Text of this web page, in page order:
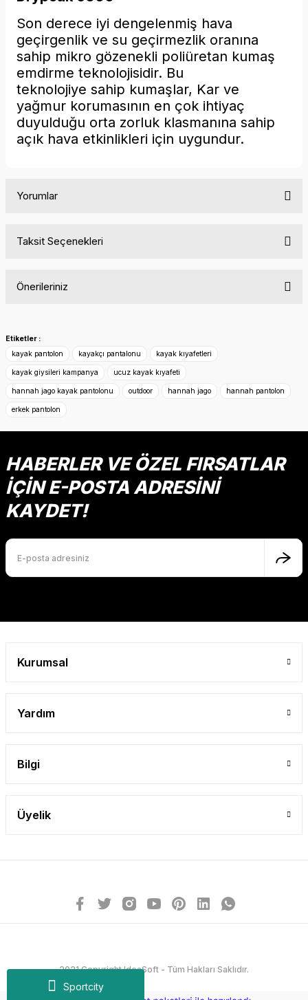
Sportcity
Son derece iyi dengelenmiş hava
geçirgenlik ve su geçirmezlik oranına
sahip mikro gözenekli poliüretan kumaş
emdirme teknolojisidir. Bu
teknolojiye sahip kumaşlar, Kar ve
yağmur korumasının en çok ihtiyaç
duyulduğu orta zorluk klasmanına sahip
açık hava etkinlikleri için uygundur.
Yorumlar
Taksit Seçenekleri
Önerileriniz
konularda yetersiz gördüğünüz noktaları öneri formunu
Görüş ve önerileriniz için teşekkür ederiz.
Ürün resmi kalitesiz, bozuk veya görüntülenemiyor.
Ürün açıklamasında eksik bilgiler bulunuyor.
Ürün bilgilerinde hatalar bulunuyor.
Ürün fiyatı diğer sitelerden daha pahalı.
Bu ürüne benzer farklı alternatifler olmalı.
Etiketler :
kayak pantolon
kayakçı pantalonu kayak kıyafetleri
kayak giysileri kampanya ucuz kayak kıyafeti
hannah jago kayak pantolonu outdoor hannah jago hannah pantolon
erkek pantolon
HABERLER VE ÖZEL FIRSATLAR
İÇİN E-POSTA ADRESİNİ
KAYDET!
Kurumsal
Yardım
Bilgi
Üyelik
2021 Copyright IdeaSoft - Tüm Hakları Saklıdır.